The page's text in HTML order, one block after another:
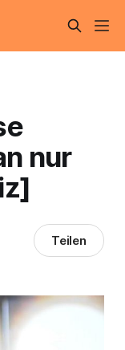
nur
Teilen